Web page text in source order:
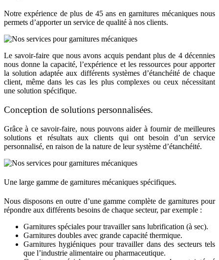
Notre expérience de plus de 45 ans en garnitures mécaniques nous
permets d’apporter un service de qualité à nos clients.
Le savoir-faire que nous avons acquis pendant plus de 4 décennies
nous donne la capacité, l’expérience et les ressources pour apporter
la solution adaptée aux différents systèmes d’étanchéité de chaque
client, même dans les cas les plus complexes ou ceux nécessitant
une solution spécifique.
Conception de solutions personnalisées.
Grâce à ce savoir-faire, nous pouvons aider à fournir de meilleures
solutions et résultats aux clients qui ont besoin d’un service
personnalisé, en raison de la nature de leur système d’étanchéité.
Une large gamme de garnitures mécaniques spécifiques.
Nous disposons en outre d’une gamme complète de garnitures pour
répondre aux différents besoins de chaque secteur, par exemple :
Garnitures spéciales pour travailler sans lubrification (à sec).
Garnitures doubles avec grande capacité thermique.
Garnitures hygiéniques pour travailler dans des secteurs tels
que l’industrie alimentaire ou pharmaceutique.